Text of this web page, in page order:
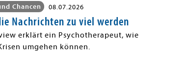
Chancen 08.07.2026
Nachrichten zu viel werden
erklärt ein Psychotherapeut, wie
umgehen können.